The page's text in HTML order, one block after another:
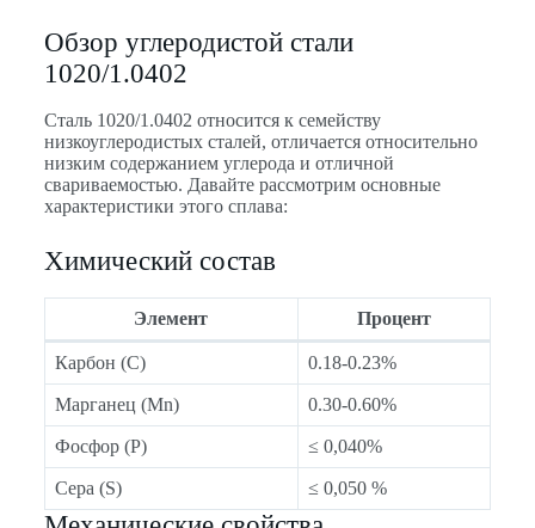
Обзор углеродистой стали
1020/1.0402
Сталь 1020/1.0402 относится к семейству
низкоуглеродистых сталей, отличается относительно
низким содержанием углерода и отличной
свариваемостью. Давайте рассмотрим основные
характеристики этого сплава:
Химический состав
Элемент Процент
Карбон (С) 0.18-0.23%
Марганец (Mn) 0.30-0.60%
Фосфор (P) ≤ 0,040%
Сера (S) ≤ 0,050 %